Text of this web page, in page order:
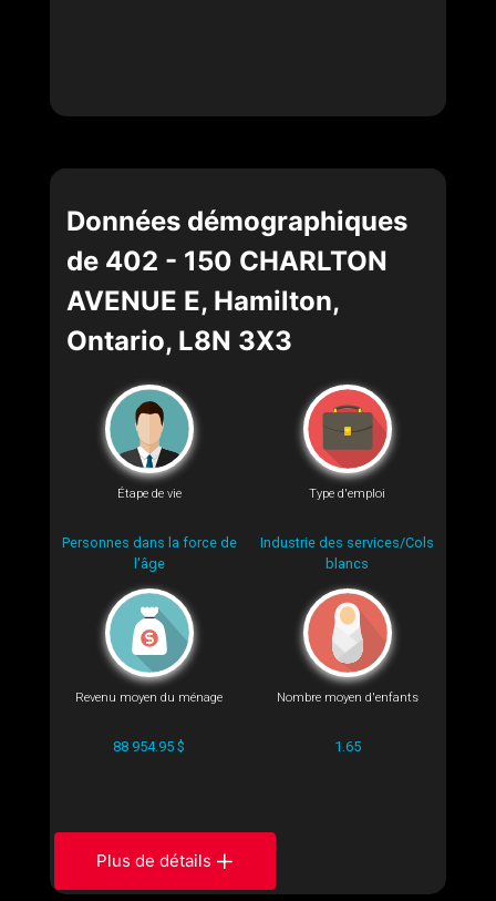
Données démographiques
de 402 - 150 CHARLTON
AVENUE E, Hamilton,
Ontario, L8N 3X3
Étape de vie
Personnes dans la force de
l'âge
Type d'emploi
Industrie des services/Cols
blancs
Revenu moyen du ménage
88 954.95 $
Nombre moyen d'enfants
1.65
Plus de détails